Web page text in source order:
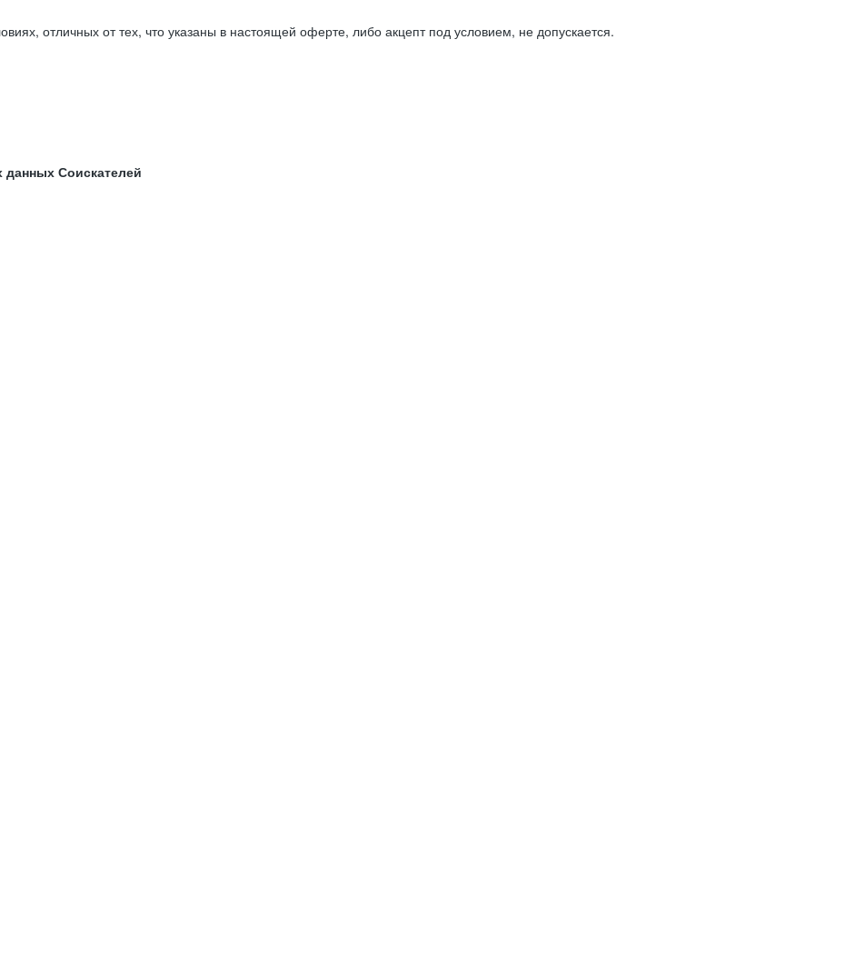
отличных от тех, что указаны в настоящей оферте, либо акцепт под условием, не допускается.
Соискателей